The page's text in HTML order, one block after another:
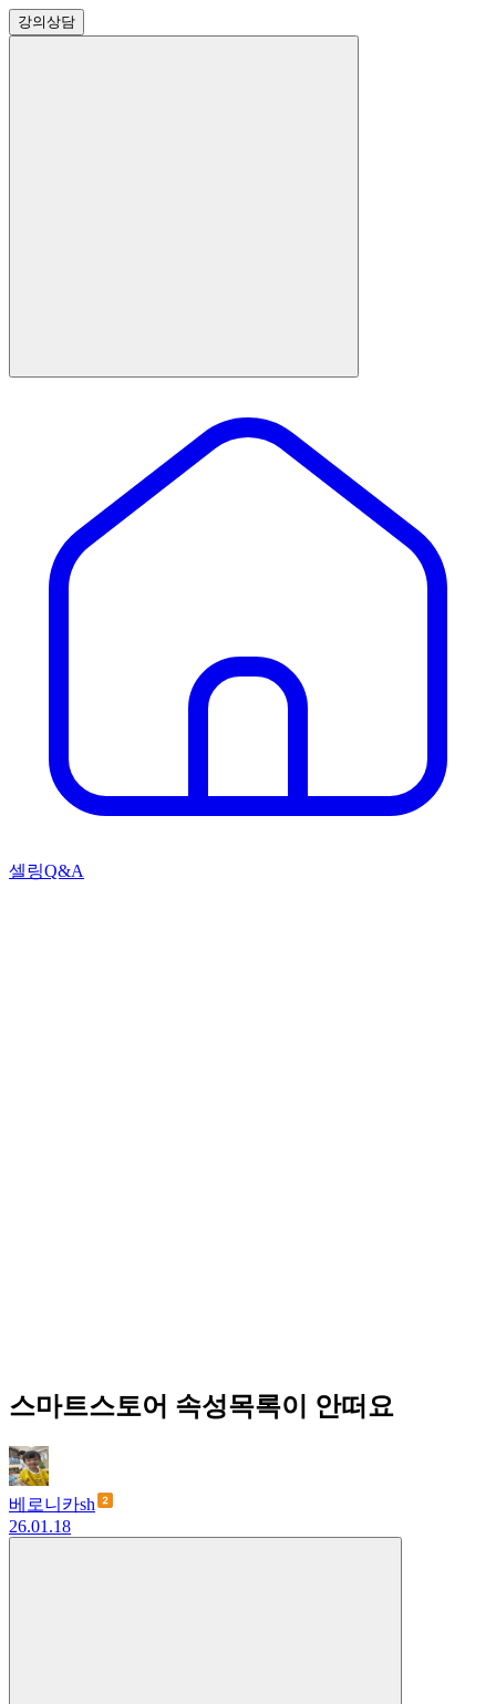
강의상담
셀링Q&A
스마트스토어 속성목록이 안떠요
베로니카sh
26.01.18